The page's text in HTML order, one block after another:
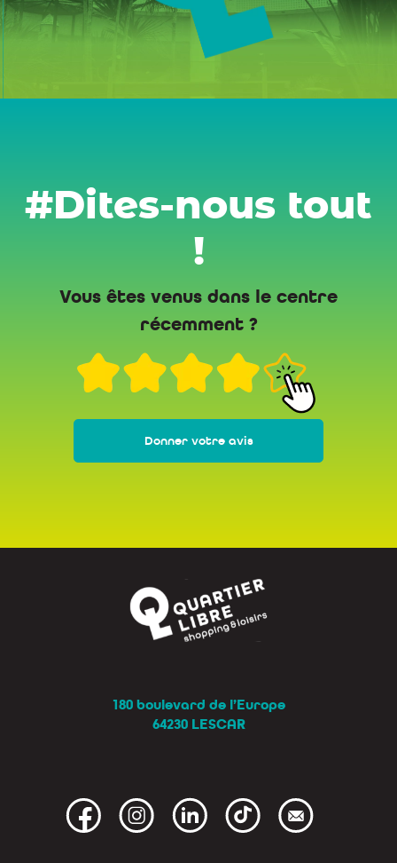
#Dites-nous tout
!
Vous êtes venus dans le centre
récemment ?
Donner votre avis
180 boulevard de l’Europe
64230 LESCAR